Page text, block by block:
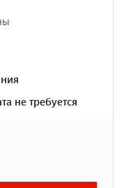
не требуется